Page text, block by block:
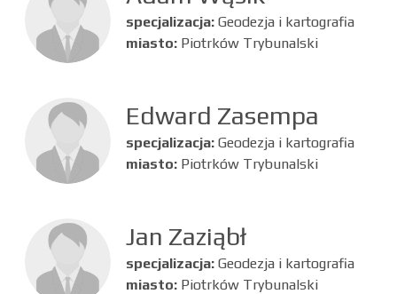
specjalizacja: Geodezja i kartografia
miasto: Piotrków Trybunalski
Edward Zasempa
specjalizacja: Geodezja i kartografia
miasto: Piotrków Trybunalski
Jan Zaziąbł
specjalizacja: Geodezja i kartografia
miasto: Piotrków Trybunalski